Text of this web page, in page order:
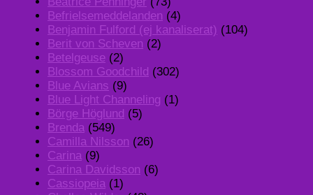
Befrielsemeddelanden (4)
Benjamin Fulford (ej kanaliserat) (104)
Berit von Scheven (2)
Betelgeuse (2)
Blossom Goodchild (302)
Blue Avians (9)
Blue Light Channeling (1)
Börge Höglund (5)
Brenda (549)
Camilla Nilsson (26)
Carina (9)
Carina Davidsson (6)
Cassiopeia (1)